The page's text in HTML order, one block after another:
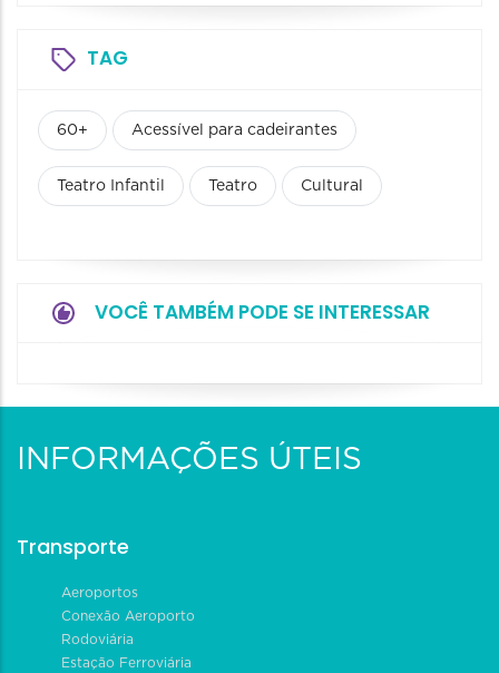
TAG
60+ Acessível para cadeirantes
Teatro Infantil Teatro Cultural
VOCÊ TAMBÉM PODE SE INTERESSAR
INFORMAÇÕES ÚTEIS
Transporte
Aeroportos
Conexão Aeroporto
Rodoviária
Estação Ferroviária